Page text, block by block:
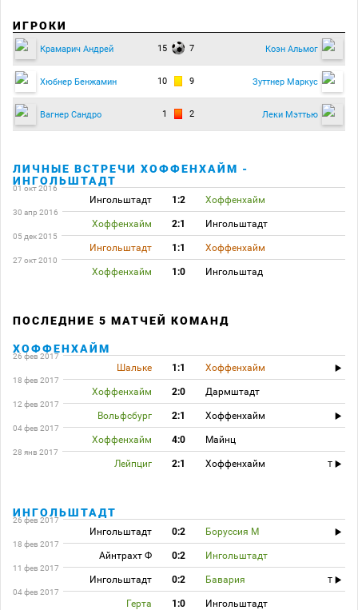
ИГРОКИ
Крамарич Андрей 15 7 Коэн Альмог
Хюбнер Бенжамин 10 9 Зуттнер Маркус
Вагнер Сандро 1 2 Леки Мэттью
ЛИЧНЫЕ ВСТРЕЧИ ХОФФЕНХАЙМ -
ИНГОЛЬШТАДТ
01 окт 2016
Ингольштадт 1:2 Хоффенхайм
30 апр 2016
Хоффенхайм 2:1 Ингольштадт
05 дек 2015
Ингольштадт 1:1 Хоффенхайм
27 окт 2010
Хоффенхайм 1:0 Ингольштад
ПОСЛЕДНИЕ 5 МАТЧЕЙ КОМАНД
ХОФФЕНХАЙМ
26 фев 2017
Шальке 1:1 Хоффенхайм
18 фев 2017
Хоффенхайм 2:0 Дармштадт
12 фев 2017
Вольфсбург 2:1 Хоффенхайм
04 фев 2017
Хоффенхайм 4:0 Майнц
28 янв 2017
Лейпциг 2:1 Хоффенхайм T
ИНГОЛЬШТАДТ
26 фев 2017
Ингольштадт 0:2 Боруссия М
18 фев 2017
Айнтрахт Ф 0:2 Ингольштадт
11 фев 2017
Ингольштадт 0:2 Бавария
T
04 фев 2017
Герта 1:0 Ингольштадт